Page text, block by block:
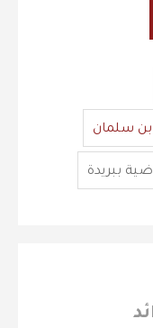
بن سلمان
ببريدة